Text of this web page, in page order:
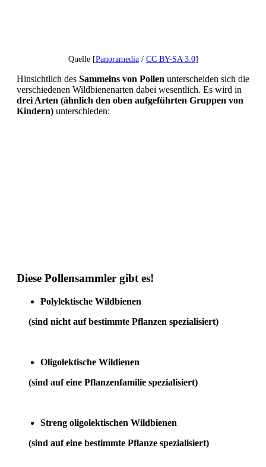
Quelle [Panoramedia/ CC BY-SA 3.0]
Hinsichtlich des Sammelns von Pollen unterscheiden sich die
verschiedenen Wildbienenarten dabei wesentlich. Es wird in
drei Arten (ähnlich den oben aufgeführten Gruppen von
Kindern) unterschieden:
Diese Pollensammler gibt es!
Polylektische Wildbienen
(sind nicht auf bestimmte Pflanzen spezialisiert)
Oligolektische Wildienen
(sind auf eine Pflanzenfamilie spezialisiert)
Streng oligolektischen Wildbienen
(sind auf eine bestimmte Pflanze spezialisiert)